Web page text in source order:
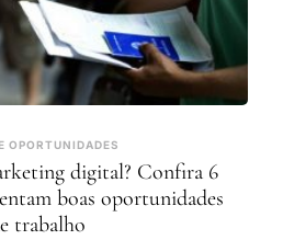
OPORTUNIDADES
digital? Confira 6
boas oportunidades
trabalho